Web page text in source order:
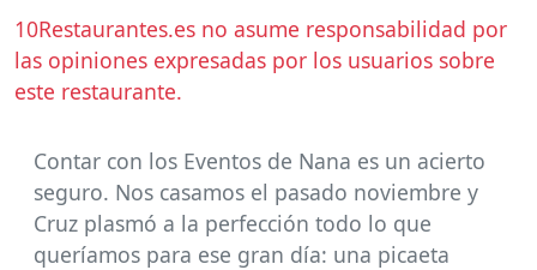
10Restaurantes.es no asume responsabilidad por
las opiniones expresadas por los usuarios sobre
este restaurante.
Contar con los Eventos de Nana es un acierto
seguro. Nos casamos el pasado noviembre y
Cruz plasmó a la perfección todo lo que
queríamos para ese gran día: una picaeta